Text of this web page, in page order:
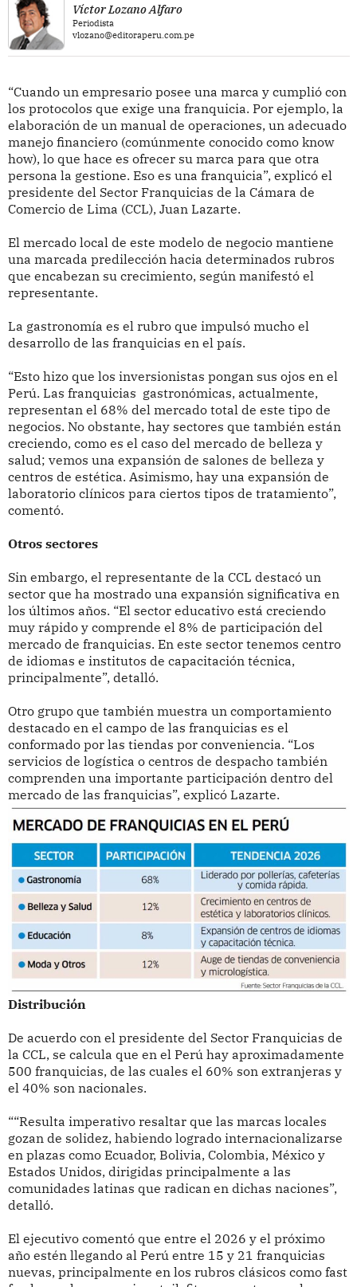
Víctor Lozano Alfaro
Periodista
vlozano@editoraperu.com.pe
“Cuando un empresario posee una marca y cumplió con
los protocolos que exige una franquicia. Por ejemplo, la
elaboración de un manual de operaciones, un adecuado
manejo financiero (comúnmente conocido como know
how), lo que hace es ofrecer su marca para que otra
persona la gestione. Eso es una franquicia”, explicó el
presidente del Sector Franquicias de la Cámara de
Comercio de Lima (CCL), Juan Lazarte.
El mercado local de este modelo de negocio mantiene
una marcada predilección hacia determinados rubros
que encabezan su crecimiento, según manifestó el
representante.
La gastronomía es el rubro que impulsó mucho el
desarrollo de las franquicias en el país.
“Esto hizo que los inversionistas pongan sus ojos en el
Perú. Las franquicias gastronómicas, actualmente,
representan el 68% del mercado total de este tipo de
negocios. No obstante, hay sectores que también están
creciendo, como es el caso del mercado de belleza y
salud; vemos una expansión de salones de belleza y
centros de estética. Asimismo, hay una expansión de
laboratorio clínicos para ciertos tipos de tratamiento”,
comentó.
Otros sectores
Sin embargo, el representante de la CCL destacó un
sector que ha mostrado una expansión significativa en
los últimos años. “El sector educativo está creciendo
muy rápido y comprende el 8% de participación del
mercado de franquicias. En este sector tenemos centro
de idiomas e institutos de capacitación técnica,
principalmente”, detalló.
Otro grupo que también muestra un comportamiento
destacado en el campo de las franquicias es el
conformado por las tiendas por conveniencia. “Los
servicios de logística o centros de despacho también
comprenden una importante participación dentro del
mercado de las franquicias”, explicó Lazarte.
Distribución
De acuerdo con el presidente del Sector Franquicias de
la CCL, se calcula que en el Perú hay aproximadamente
500 franquicias, de las cuales el 60% son extranjeras y
el 40% son nacionales.
““Resulta imperativo resaltar que las marcas locales
gozan de solidez, habiendo logrado internacionalizarse
en plazas como Ecuador, Bolivia, Colombia, México y
Estados Unidos, dirigidas principalmente a las
comunidades latinas que radican en dichas naciones”,
detalló.
El ejecutivo comentó que entre el 2026 y el próximo
año estén llegando al Perú entre 15 y 21 franquicias
nuevas, principalmente en los rubros clásicos como fast